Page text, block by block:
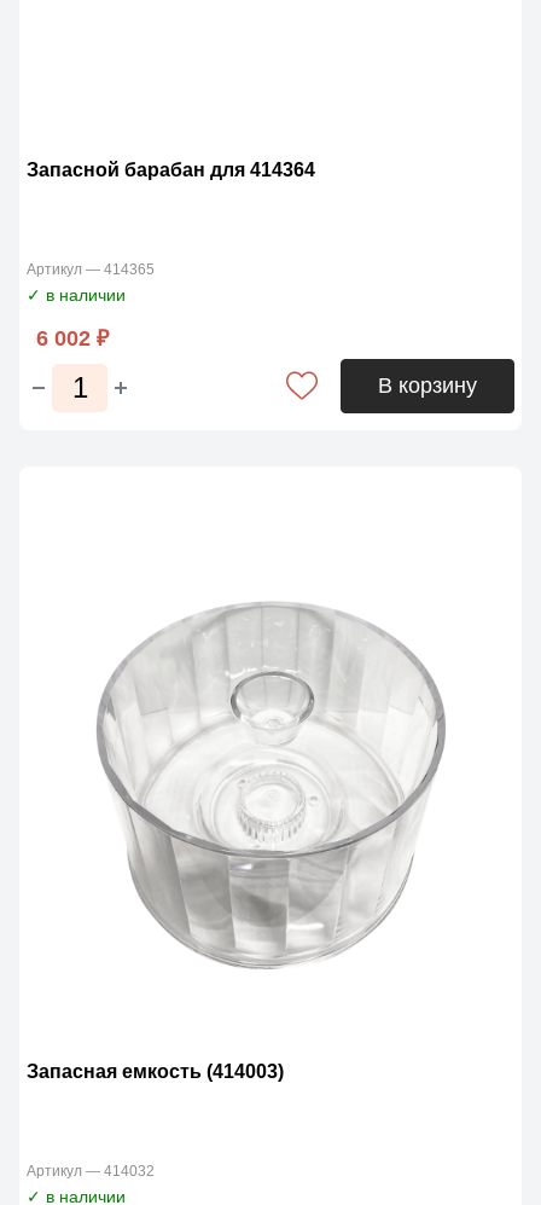
Запасной барабан для 414364
Артикул — 414365
✓ в наличии
6 002 ₽
В корзину
Запасная емкость (414003)
Артикул — 414032
✓ в наличии